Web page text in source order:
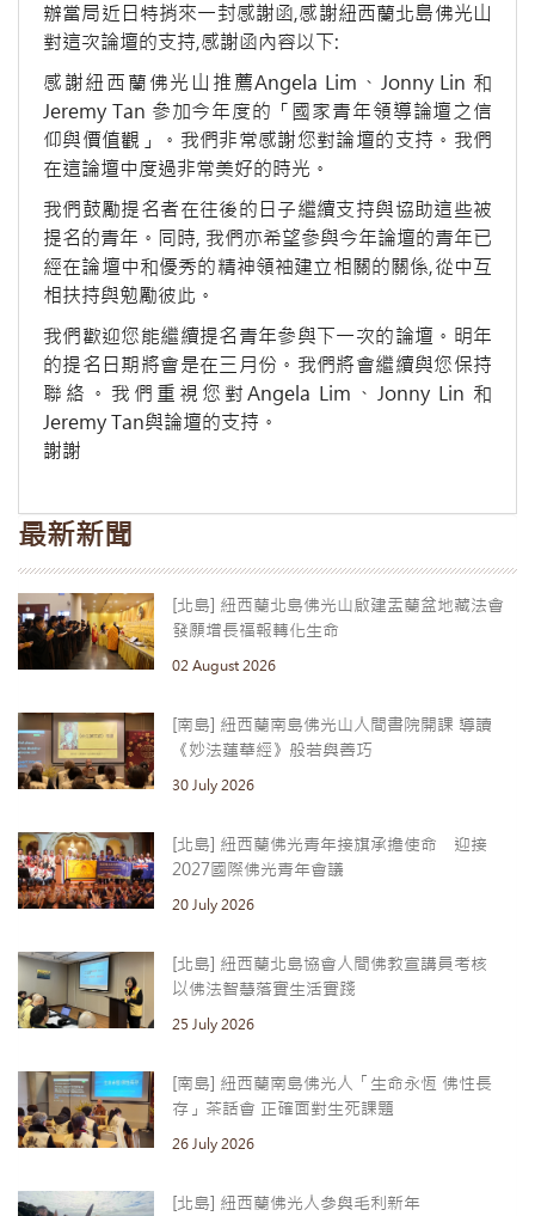
辦當局近日特捎來一封感謝函,感謝紐西蘭北島佛光山
對這次論壇的支持,感謝函內容以下:
感謝紐西蘭佛光山推薦Angela Lim、Jonny Lin 和
Jeremy Tan 參加今年度的「國家青年領導論壇之信
仰與價值觀」。我們非常感謝您對論壇的支持。我們
在這論壇中度過非常美好的時光。
我們鼓勵提名者在往後的日子繼續支持與協助這些被
提名的青年。同時, 我們亦希望參與今年論壇的青年已
經在論壇中和優秀的精神領袖建立相關的關係,從中互
相扶持與勉勵彼此。
我們歡迎您能繼續提名青年參與下一次的論壇。明年
的提名日期將會是在三月份。我們將會繼續與您保持
聯絡。我們重視您對Angela Lim、Jonny Lin 和
Jeremy Tan與論壇的支持。
謝謝
最新新聞
[北島] 紐西蘭北島佛光山啟建盂蘭盆地藏法會
發願增長福報轉化生命
02 August 2026
[南島] 紐西蘭南島佛光山人間書院開課 導讀
《妙法蓮華經》般若與善巧
30 July 2026
[北島] 紐西蘭佛光青年接旗承擔使命 迎接
2027國際佛光青年會議
20 July 2026
[北島] 紐西蘭北島協會人間佛教宣講員考核
以佛法智慧落實生活實踐
25 July 2026
[南島] 紐西蘭南島佛光人「生命永恆 佛性長
存」茶話會 正確面對生死課題
26 July 2026
[北島] 紐西蘭佛光人參與毛利新年